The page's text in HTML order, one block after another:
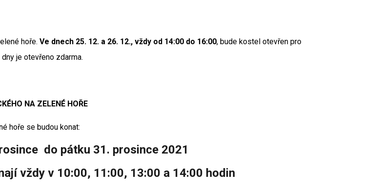
hoře. Ve dnech 25. 12. a 26. 12., vždy od 14:00 do 16:00, bude kostel otevřen pro
je otevřeno zdarma.
NA ZELENÉ HOŘE
hoře se budou konat:
do pátku 31. prosince 2021
vždy v 10:00, 11:00, 13:00 a 14:00 hodin